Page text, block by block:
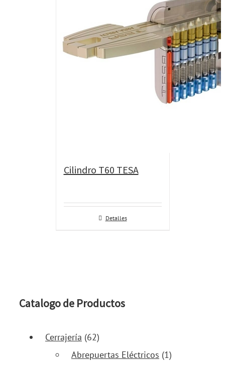
Cilindro T60 TESA
Detalles
Catalogo de Productos
Cerrajería (62)
Abrepuertas Eléctricos (1)